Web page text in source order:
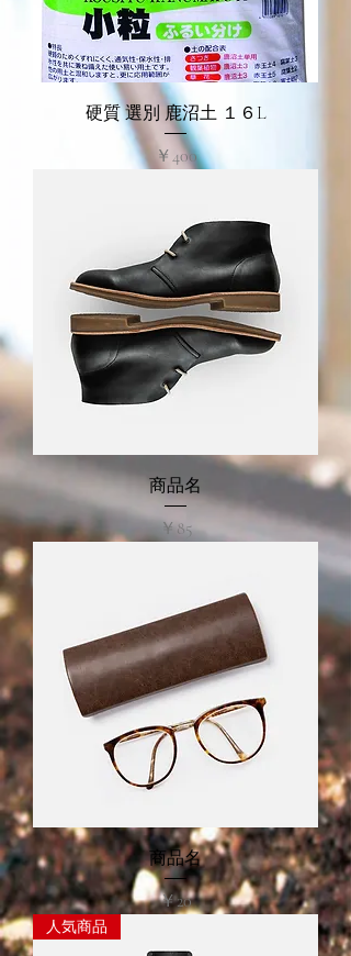
硬質 選別 鹿沼土 １６L
価格
￥400
商品名
価格
￥85
商品名
価格
￥20
人気商品